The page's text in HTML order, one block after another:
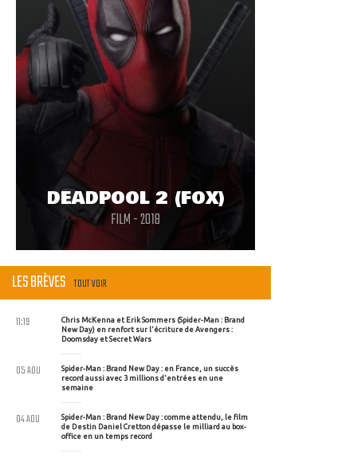
DEADPOOL 2 (FOX)
FILM - 2018
LES BRÈVES TOUT VOIR
Chris McKenna et Erik Sommers (Spider-Man : Brand
New Day) en renfort sur l'écriture de Avengers :
Doomsday et Secret Wars
11:19
Spider-Man : Brand New Day : en France, un succès
record aussi avec 3 millions d'entrées en une
semaine
05 AOU
Spider-Man : Brand New Day : comme attendu, le film
de Destin Daniel Cretton dépasse le milliard au box-
office en un temps record
04 AOU